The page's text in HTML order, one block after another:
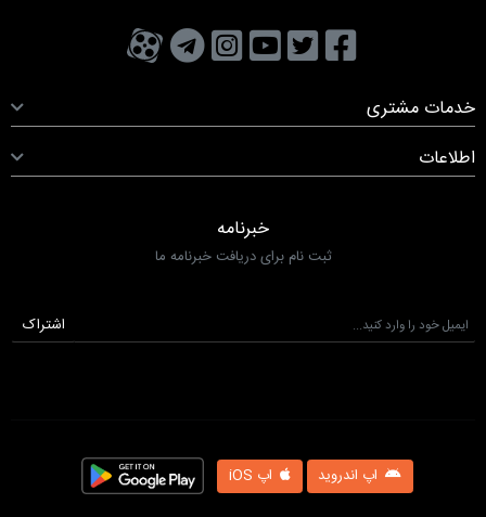
فیسبوک
تویتریوتیوب
صفحهکانال تلگرام
کانال آپارات
خدمات مشتری
اطلاعات
خبرنامه
ثبت نام برای دریافت خبرنامه ما
اشتراک
اپ اندروید اپ iOS